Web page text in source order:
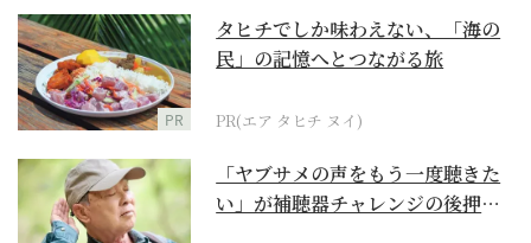
PR
タヒチでしか味わえない、「海の
民」の記憶へとつながる旅
PR(エア タヒチ ヌイ)
「ヤブサメの声をもう一度聴きた
い」が補聴器チャレンジの後押し